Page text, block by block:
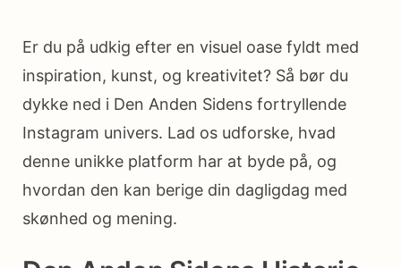
Er du på udkig efter en visuel oase fyldt med
inspiration, kunst, og kreativitet? Så bør du
dykke ned i Den Anden Sidens fortryllende
Instagram univers. Lad os udforske, hvad
denne unikke platform har at byde på, og
hvordan den kan berige din dagligdag med
skønhed og mening.